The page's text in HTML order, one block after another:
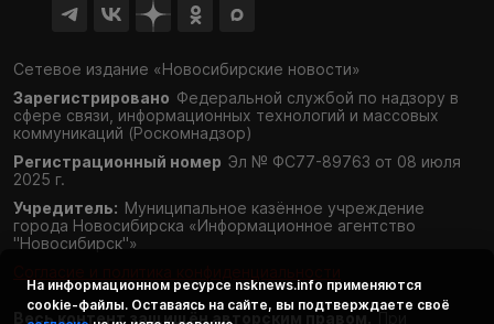
Сетевое издание «Новосибирские новости»
Зарегистрировано Федеральной службой по надзору в
сфере связи, информационных технологий и массовых
коммуникаций (Роскомнадзор)
Регистрационный номер Эл № ФС77-89763 от 08 июля
2025 г.
Учредитель: Муниципальное казённое учреждение
города Новосибирска «Информационное агентство
"Новосибирск"»
Весь контент защищён авторским правом. При
На информационном ресурсе nsknews.info применяются
cookie-файлы. Оставаясь на сайте, вы подтверждаете своё